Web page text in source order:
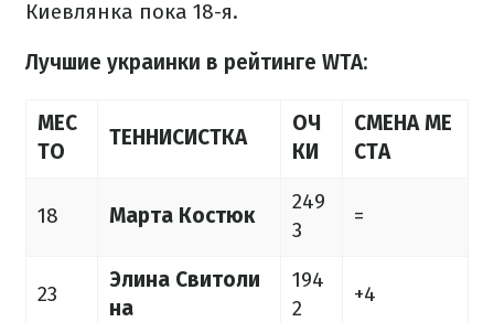
Киевлянка пока 18-я.
Лучшие украинки в рейтинге WTA:
МЕС
ТО
ТЕННИСИСТКА
ОЧ
КИ
СМЕНА МЕ
СТА
18 Марта Костюк
249
3
=
23
Элина Свитоли
на
194
2
+4